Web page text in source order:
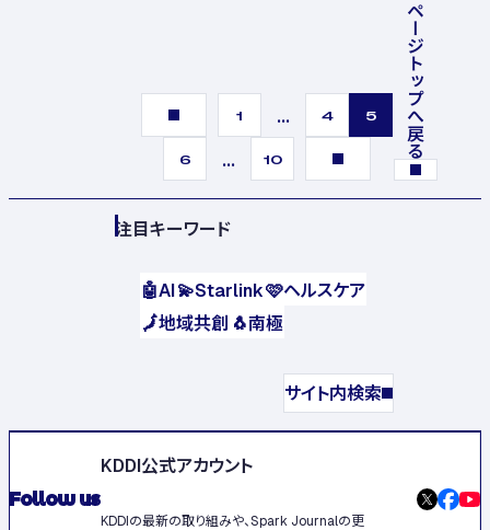
1 ... 4 5
6 ... 10 ページトップへ戻る
注目キーワード
🤖AI💫Starlink🩷ヘルスケア
🗾地域共創 🐧南極
サイト内検索
Follow us
KDDI公式アカウント
KDDIの最新の取り組みや、Spark Journalの更